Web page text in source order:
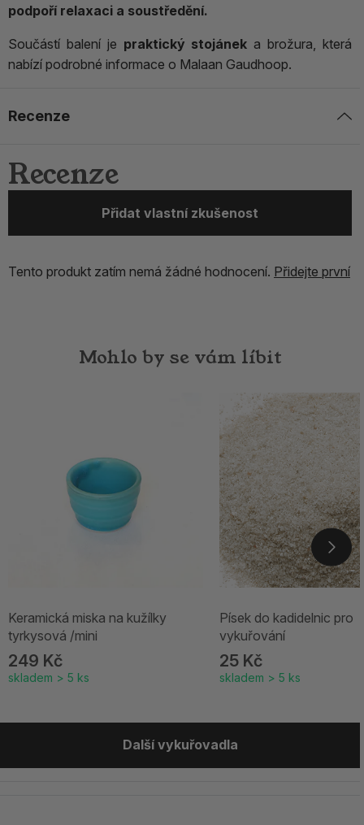
podpoří relaxaci a soustředění.
Součástí balení je praktický stojáneka brožura, která
nabízí podrobné informace o Malaan Gaudhoop.
Recenze
Recenze
Přidat vlastní zkušenost
Tento produkt zatím nemá žádné hodnocení. Přidejte první
Mohlo by se vám líbit
Keramická miska na kužílky
tyrkysová /mini
249 Kč
skladem > 5 ks
Písek do kadidelnic pro
vykuřování
25 Kč
skladem > 5 ks
Další vykuřovadla